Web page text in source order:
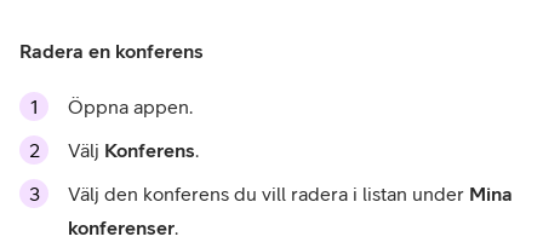
Radera en konferens
Öppna appen.
Välj Konferens.
Välj den konferens du vill radera i listan under Mina
konferenser.